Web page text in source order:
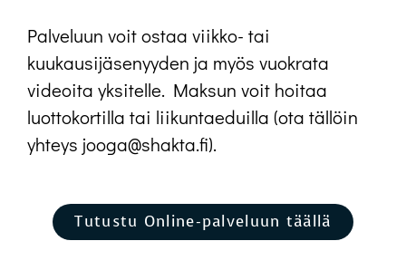
Palveluun voit ostaa viikko- tai
kuukausijäsenyyden ja myös vuokrata
videoita yksitelle. Maksun voit hoitaa
luottokortilla tai liikuntaeduilla (ota tällöin
yhteys jooga@shakta.fi).
Tutustu Online-palveluun täällä